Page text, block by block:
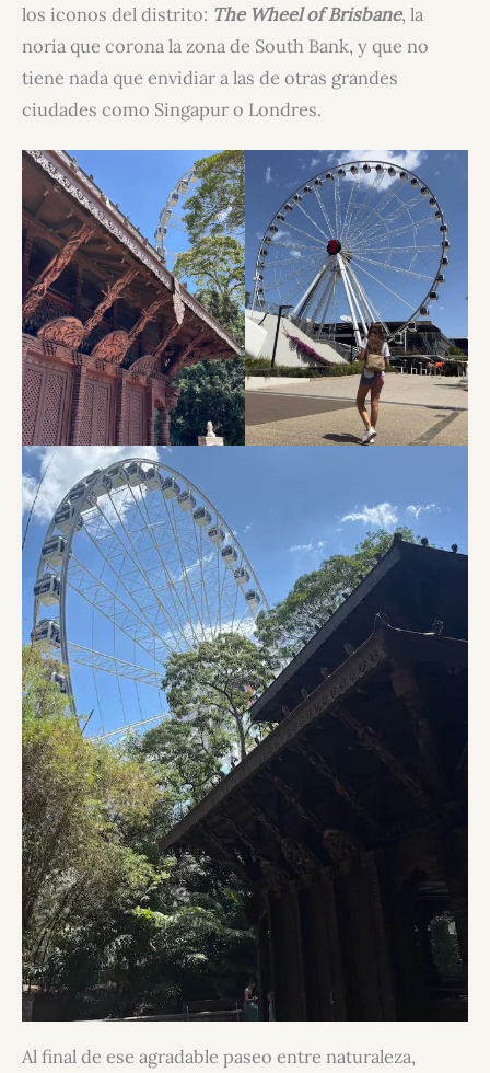
los iconos del distrito: The Wheel of Brisbane, la
noria que corona la zona de South Bank, y que no
tiene nada que envidiar a las de otras grandes
ciudades como Singapur o Londres.
Al final de ese agradable paseo entre naturaleza,